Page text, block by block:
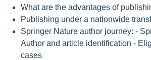
What are the advantages of
Publishing under a nationwide
Springer Nature author journey: -
Author and article identification -
cases